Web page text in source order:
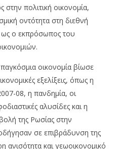
πολιτική οικονομία,
οντότητα στη διεθνή
ως ο εκπρόσωπος του
οικονομία βίωσε
εξελίξεις, όπως η
08, η πανδημία, οι
αλυσίδες και η
της Ρωσίας στην
σε επιβράδυνση της
ανισότητα και γεωοικονομικό